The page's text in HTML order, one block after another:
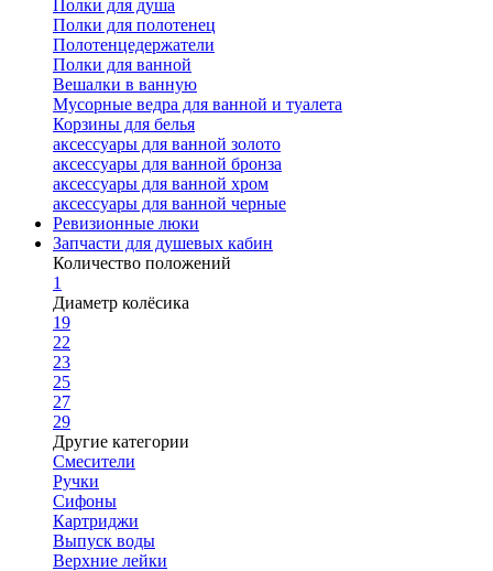
Полки для душа
Полки для полотенец
Полотенцедержатели
Полки для ванной
Вешалки в ванную
Мусорные ведра для ванной и туалета
Корзины для белья
аксессуары для ванной золото
аксессуары для ванной бронза
аксессуары для ванной хром
аксессуары для ванной черные
Ревизионные люки
Запчасти для душевых кабин
Количество положений
1
Диаметр колёсика
19
22
23
25
27
29
Другие категории
Смесители
Ручки
Сифоны
Картриджи
Выпуск воды
Верхние лейки